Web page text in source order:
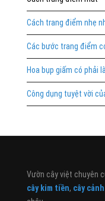
Cách trang điểm nhẹ
Các bước trang điểm
Hoa bụp giấm có phải
Công dụng tuyệt vời
Vườn cây việt chuyên
cây kim tiền, cây